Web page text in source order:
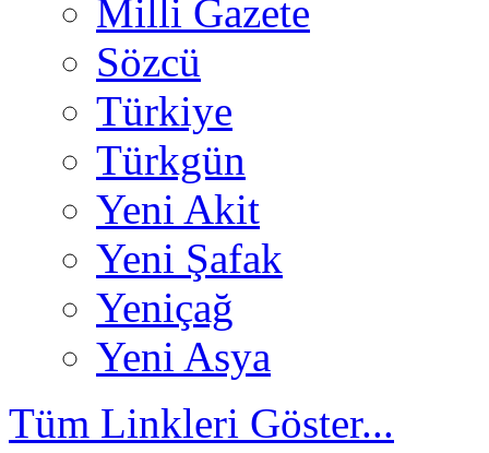
Milli Gazete
Sözcü
Türkiye
Türkgün
Yeni Akit
Yeni Şafak
Yeniçağ
Yeni Asya
Tüm Linkleri Göster...